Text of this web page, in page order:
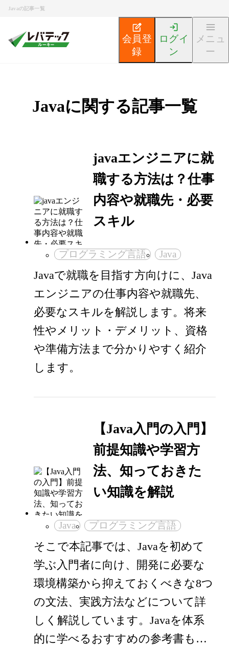
Javaの記事一覧
会員登
録
ログイ
ン
メニュ
ー
Javaに関する記事一覧
javaエンジニアに就
職する方法は？仕事
内容や就職先・必要
スキル
プログラミング言語 Java
Javaで就職を目指す方向けに、Java
エンジニアの仕事内容や就職先、
必要なスキルを解説します。将来
性やメリット・デメリット、資格
や準備方法まで分かりやすく紹介
します。
【Java入門の入門】
前提知識や学習方
法、知っておきた
い知識を解説
Java プログラミング言語
そこで本記事では、Javaを初めて
学ぶ入門者に向け、開発に必要な
環境構築から抑えておくべきな8つ
の文法、実践方法などについて詳
しく解説しています。Javaを体系
的に学べるおすすめの参考書も…